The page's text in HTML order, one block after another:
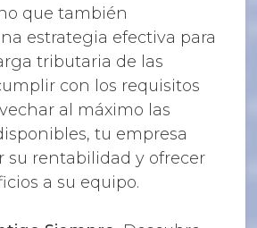
que también
estrategia efectiva para
tributaria de las
con los requisitos
al máximo las
tu empresa
su rentabilidad y ofrecer
a su equipo.